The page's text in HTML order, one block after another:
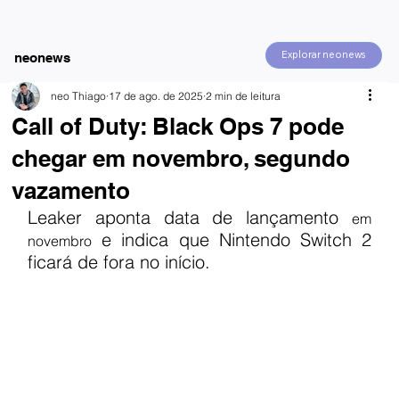
Explorar neonews
neonews
Call of Duty: Black Ops 7 pode
chegar em novembro, segundo
vazamento
neo Thiago 17 de ago. de 2025 2 min de leitura
Leaker aponta data de lançamento
em
novembro e indica que Nintendo Switch 2
ficará de fora no início.